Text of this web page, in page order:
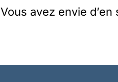
Vous avez envie